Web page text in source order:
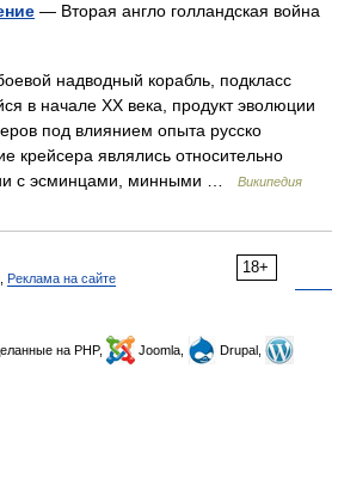
— Вторая англо голландская война
надводный корабль, подкласс
в начале XX века, продукт эволюции
под влиянием опыта русско
крейсера являлись относительно
с эсминцами, минными …
Википедия
18+
Реклама на сайте
на PHP, Joomla,
Drupal,